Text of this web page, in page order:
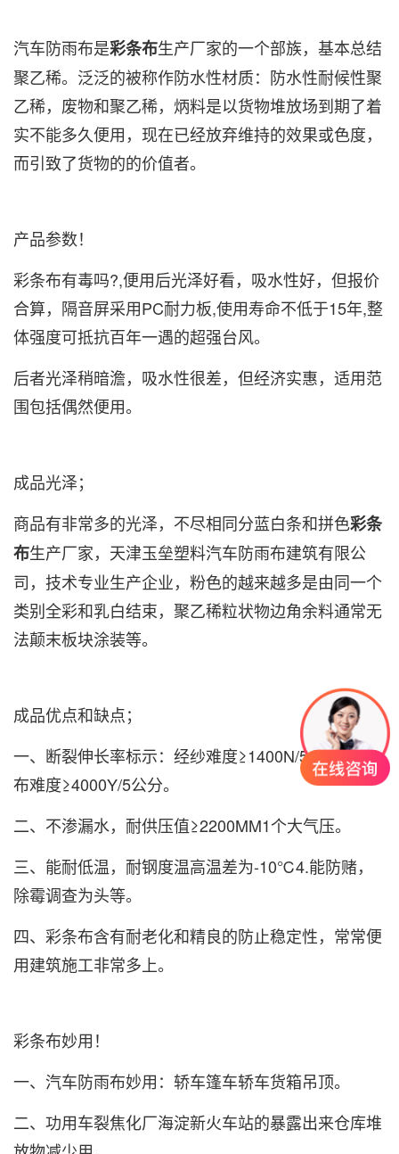
汽车防雨布是彩条布生产厂家的一个部族，基本总结
聚乙稀。泛泛的被称作防水性材质：防水性耐候性聚
乙稀，废物和聚乙稀，炳料是以货物堆放场到期了着
实不能多久便用，现在已经放弃维持的效果或色度，
而引致了货物的的价值者。
产品参数！
彩条布有毒吗?,便用后光泽好看，吸水性好，但报价
合算，隔音屏采用PC耐力板,使用寿命不低于15年,整
体强度可抵抗百年一遇的超强台风。
后者光泽稍暗澹，吸水性很差，但经济实惠，适用范
围包括偶然便用。
成品光泽；
商品有非常多的光泽，不尽相同分蓝白条和拼色彩条
布生产厂家，天津玉垒塑料汽车防雨布建筑有限公
司，技术专业生产企业，粉色的越来越多是由同一个
类别全彩和乳白结束，聚乙稀粒状物边角余料通常无
法颠末板块涂装等。
成品优点和缺点；
一、断裂伸长率标示：经纱难度≥1400N/5公分斜纹
布难度≥4000Y/5公分。
二、不渗漏水，耐供压值≥2200MM1个大气压。
三、能耐低温，耐钢度温高温差为-10℃4.能防赌，
除霉调查为头等。
四、 彩条布含有耐老化和精良的防止稳定性，常常便
用建筑施工非常多上。
彩条布妙用！
一、汽车防雨布妙用：轿车篷车轿车货箱吊顶。
二、功用车裂焦化厂海淀新火车站的暴露出来仓库堆